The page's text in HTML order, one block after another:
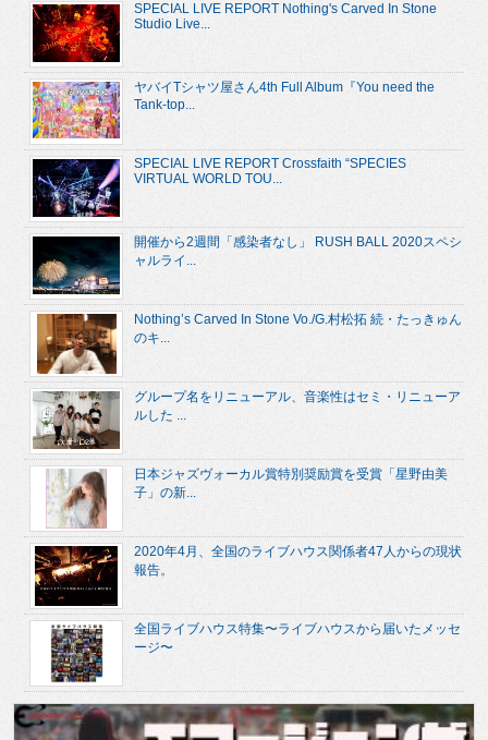
SPECIAL LIVE REPORT Nothing's Carved In Stone
Studio Live...
ヤバイTシャツ屋さん4th Full Album『You need the
Tank-top...
SPECIAL LIVE REPORT Crossfaith “SPECIES
VIRTUAL WORLD TOU...
開催から2週間「感染者なし」 RUSH BALL 2020スペシ
ャルライ...
Nothing’s Carved In Stone Vo./G.村松拓 続・たっきゅん
のキ...
グループ名をリニューアル、音楽性はセミ・リニューア
ルした ...
日本ジャズヴォーカル賞特別奨励賞を受賞「星野由美
子」の新...
2020年4月、全国のライブハウス関係者47人からの現状
報告。
全国ライブハウス特集〜ライブハウスから届いたメッセ
ージ〜